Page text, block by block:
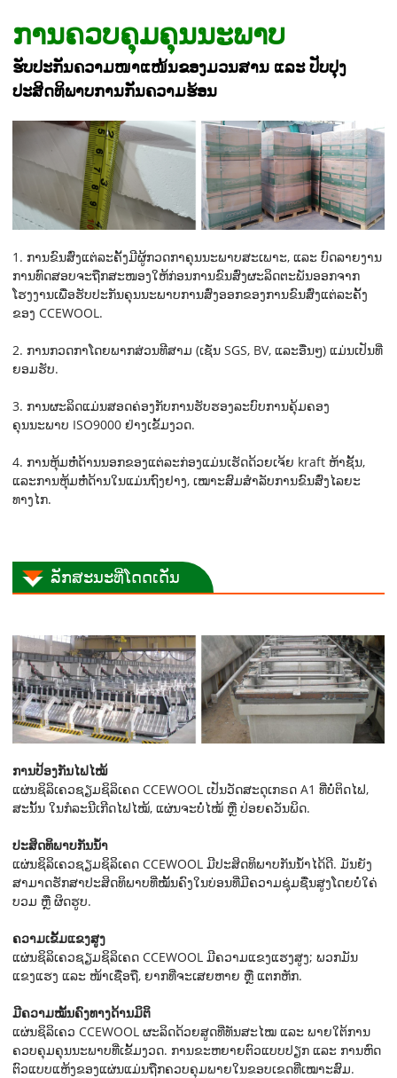
ການຄວບຄຸມຄຸນນະພາບ
ຮັບປະກັນຄວາມໜາແໜ້ນຂອງມວນສານ ແລະ ປັບປຸງ
ປະສິດທິພາບການກັນຄວາມຮ້ອນ
1. ການຂົນສົ່ງແຕ່ລະຄັ້ງມີຜູ້ກວດກາຄຸນນະພາບສະເພາະ, ແລະ ບົດລາຍງານ
ການທົດສອບຈະຖືກສະໜອງໃຫ້ກ່ອນການຂົນສົ່ງຜະລິດຕະພັນອອກຈາກ
ໂຮງງານເພື່ອຮັບປະກັນຄຸນນະພາບການສົ່ງອອກຂອງການຂົນສົ່ງແຕ່ລະຄັ້ງ
ຂອງ CCEWOOL.
2. ການກວດກາໂດຍພາກສ່ວນທີສາມ (ເຊັ່ນ SGS, BV, ແລະອື່ນໆ) ແມ່ນເປັນທີ່
ຍອມຮັບ.
3. ການຜະລິດແມ່ນສອດຄ່ອງກັບການຮັບຮອງລະບົບການຄຸ້ມຄອງ
ຄຸນນະພາບ ISO9000 ຢ່າງເຂັ້ມງວດ.
4. ການຫຸ້ມຫໍ່ດ້ານນອກຂອງແຕ່ລະກ່ອງແມ່ນເຮັດດ້ວຍເຈ້ຍ kraft ຫ້າຊັ້ນ,
ແລະການຫຸ້ມຫໍ່ດ້ານໃນແມ່ນຖົງຢາງ, ເໝາະສົມສຳລັບການຂົນສົ່ງໄລຍະ
ທາງໄກ.
ລັກສະນະທີ່ໂດດເດັ່ນ
ການປ້ອງກັນໄຟໄໝ້
ແຜ່ນຊິລິເຄວຊຽມຊິລິເຄດ CCEWOOL ເປັນວັດສະດຸເກຣດ A1 ທີ່ບໍ່ຕິດໄຟ,
ສະນັ້ນ ໃນກໍລະນີເກີດໄຟໄໝ້, ແຜ່ນຈະບໍ່ໄໝ້ ຫຼື ປ່ອຍຄວັນພິດ.
ປະສິດທິພາບກັນນ້ຳ
ແຜ່ນຊິລິເຄວຊຽມຊິລິເຄດ CCEWOOL ມີປະສິດທິພາບກັນນ້ຳໄດ້ດີ. ມັນຍັງ
ສາມາດຮັກສາປະສິດທິພາບທີ່ໝັ້ນຄົງໃນບ່ອນທີ່ມີຄວາມຊຸ່ມຊື່ນສູງໂດຍບໍ່ໃຄ່
ບວມ ຫຼື ຜິດຮູບ.
ຄວາມເຂັ້ມແຂງສູງ
ແຜ່ນຊິລິເຄວຊຽມຊິລິເຄດ CCEWOOL ມີຄວາມແຂງແຮງສູງ; ພວກມັນ
ແຂງແຮງ ແລະ ໜ້າເຊື່ອຖື, ຍາກທີ່ຈະເສຍຫາຍ ຫຼື ແຕກຫັກ.
ມີຄວາມໝັ້ນຄົງທາງດ້ານມິຕິ
ແຜ່ນຊິລິເຄວ CCEWOOL ຜະລິດດ້ວຍສູດທີ່ທັນສະໄໝ ແລະ ພາຍໃຕ້ການ
ຄວບຄຸມຄຸນນະພາບທີ່ເຂັ້ມງວດ. ການຂະຫຍາຍຕົວແບບປຽກ ແລະ ການຫົດ
ຕົວແບບແຫ້ງຂອງແຜ່ນແມ່ນຖືກຄວບຄຸມພາຍໃນຂອບເຂດທີ່ເໝາະສົມ.